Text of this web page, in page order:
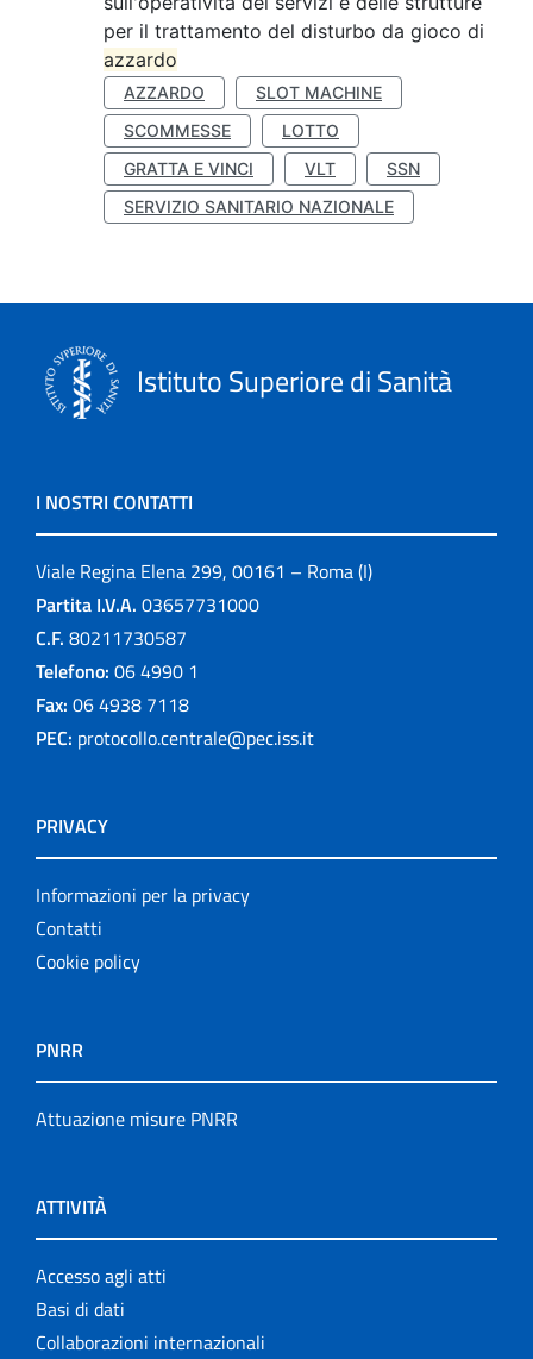
per il trattamento del disturbo da gioco di
azzardo
AZZARDO
SLOT MACHINE
SCOMMESSE
LOTTO
GRATTA E VINCI
VLT
SSN
SERVIZIO SANITARIO NAZIONALE
Istituto Superiore di Sanità
I NOSTRI CONTATTI
Viale Regina Elena 299, 00161 – Roma (I)
Partita I.V.A. 03657731000
C.F. 80211730587
Telefono: 06 4990 1
Fax: 06 4938 7118
PEC: protocollo.centrale@pec.iss.it
PRIVACY
Informazioni per la privacy
Contatti
Cookie policy
PNRR
Attuazione misure PNRR
ATTIVITÀ
Accesso agli atti
Basi di dati
Collaborazioni internazionali